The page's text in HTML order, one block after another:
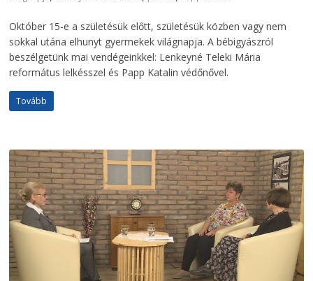
Október 15-e a születésük előtt, születésük közben vagy nem
sokkal utána elhunyt gyermekek világnapja. A bébigyászról
beszélgetünk mai vendégeinkkel: Lenkeyné Teleki Mária
református lelkésszel és Papp Katalin védőnővel.
Tovább